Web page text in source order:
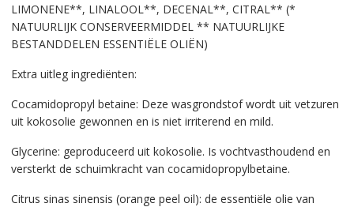
LIMONENE**, LINALOOL**, DECENAL**, CITRAL** (*
NATUURLIJK CONSERVEERMIDDEL ** NATUURLIJKE
BESTANDDELEN ESSENTIËLE OLIËN)
Extra uitleg ingrediënten:
Cocamidopropyl betaine: Deze wasgrondstof wordt uit vetzuren
uit kokosolie gewonnen en is niet irriterend en mild.
Glycerine: geproduceerd uit kokosolie. Is vochtvasthoudend en
versterkt de schuimkracht van cocamidopropylbetaine.
Citrus sinas sinensis (orange peel oil): de essentiële olie van